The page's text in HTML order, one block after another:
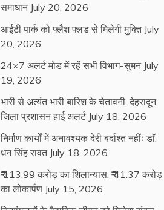
समाधान July 20, 2026
आईटी पार्क को फ्लैश फ्लड से मिलेगी मुक्ति July
20, 2026
24×7 अलर्ट मोड में रहें सभी विभाग-सुमन July
19, 2026
भारी से अत्यंत भारी बारिश के चेतावनी, देहरादून
जिला प्रशासन हाई अलर्ट July 18, 2026
निर्माण कार्यों में अनावश्यक देरी बर्दाश्त नहींः डाॅ.
धन सिंह रावत July 18, 2026
₹ 113.99 करोड़ का शिलान्यास, ₹ 41.37 करोड़
का लोकार्पण July 15, 2026